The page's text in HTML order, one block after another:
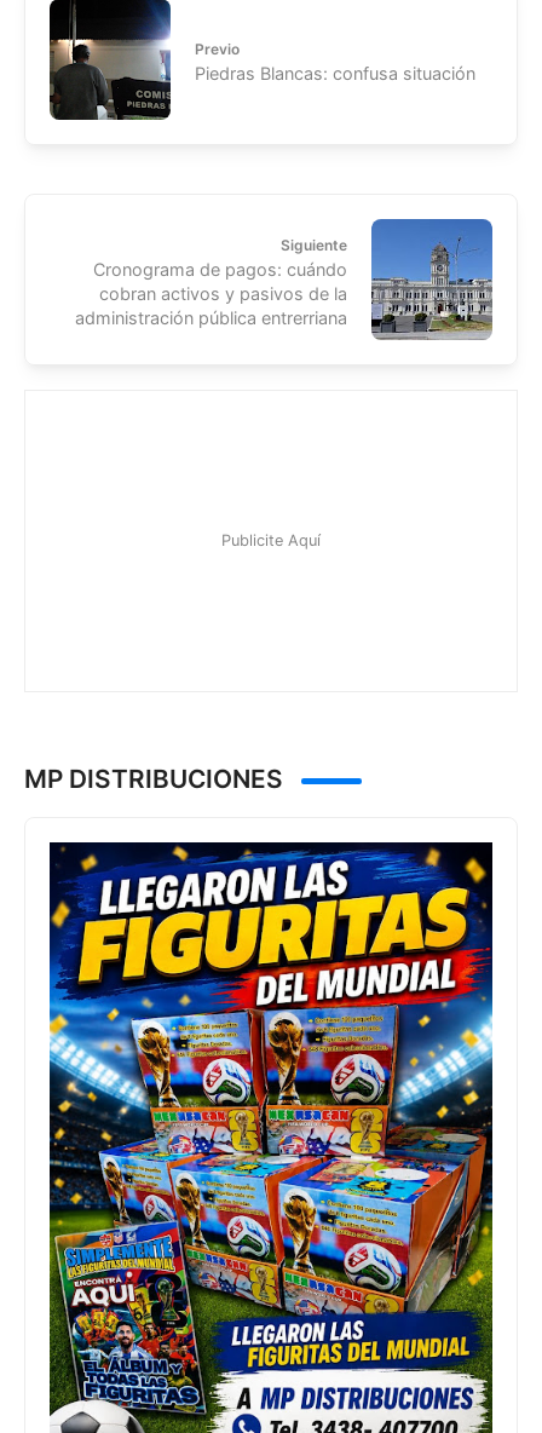
Previo
Piedras Blancas: confusa situación
Siguiente
Cronograma de pagos: cuándo
cobran activos y pasivos de la
administración pública entrerriana
MP DISTRIBUCIONES